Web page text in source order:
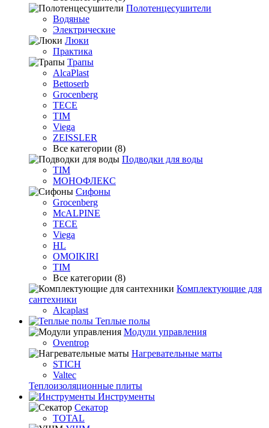
Полотенцесушители
Водяные
Электрические
Люки
Практика
Трапы
AlcaPlast
Bettoserb
Grocenberg
TECE
TIM
Viega
ZEISSLER
Все категории (8)
Подводки для воды
TIM
МОНОФЛЕКС
Сифоны
Grocenberg
McALPINE
TECE
Viega
HL
OMOIKIRI
TIM
Все категории (8)
Комплектующие для
сантехники
Alcaplast
Теплые полы
Модули управления
Oventrop
Нагревательные маты
STICH
Valtec
Теплоизоляционные плиты
Инструменты
Секатор
TOTAL